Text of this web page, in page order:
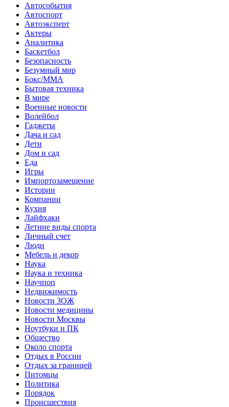
Автособытия
Автоспорт
Автоэксперт
Актеры
Аналитика
Баскетбол
Безопасность
Безумный мир
Бокс/MMA
Бытовая техника
В мире
Военные новости
Волейбол
Гаджеты
Дача и сад
Дети
Дом и сад
Еда
Игры
Импортозамещение
Истории
Компании
Кухня
Лайфхаки
Летние виды спорта
Личный счет
Люди
Мебель и декор
Наука
Наука и техника
Научпоп
Недвижимость
Новости ЗОЖ
Новости медицины
Новости Москвы
Ноутбуки и ПК
Общество
Около спорта
Отдых в России
Отдых за границей
Питомцы
Политика
Порядок
Происшествия